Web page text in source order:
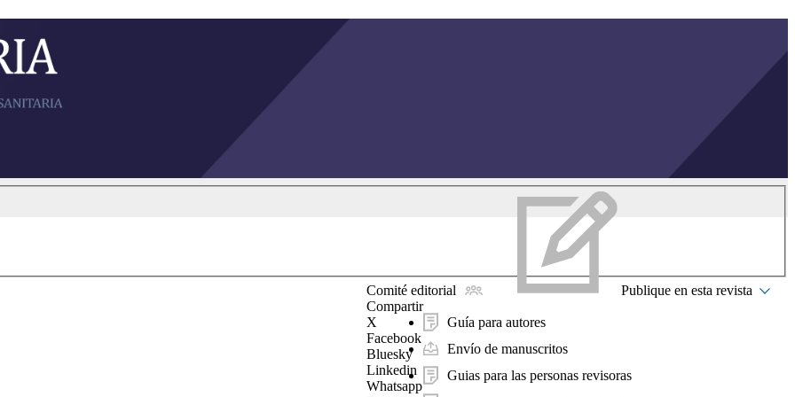
Comité editorial Publique en esta revista
Guía para autores
Envío de manuscritos
Guias para las personas revisoras
Compartir
X
Facebook
Bluesky
Linkedin
Whatsapp